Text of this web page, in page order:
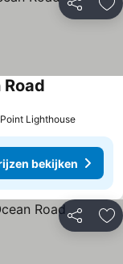
Delen
Lighthouse
bekijken
Delen